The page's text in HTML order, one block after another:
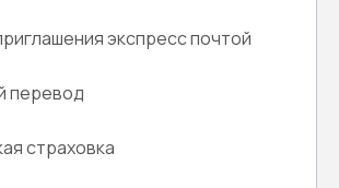
экспресс почтой
перевод
страховка